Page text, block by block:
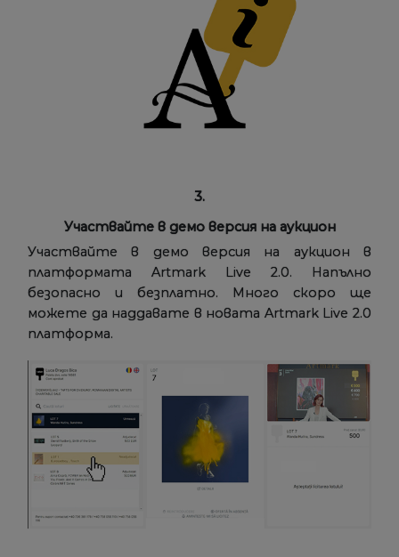
3.
Участвайте в демо версия на аукцион
Участвайте в демо версия на аукцион в
платформата Artmark Live 2.0. Напълно
безопасно и безплатно. Много скоро ще
можете да наддавате в новата Artmark Live 2.0
платформа.